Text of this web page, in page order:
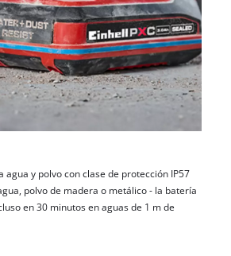
agua y polvo con clase de protección IP57
polvo de madera o metálico - la batería
en 30 minutos en aguas de 1 m de